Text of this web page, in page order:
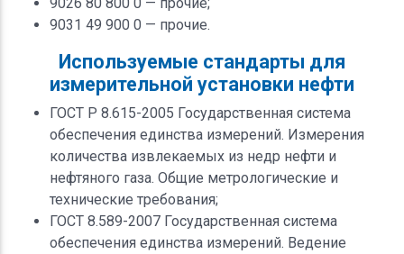
9031 49 900 0 — прочие.
Используемые стандарты для
измерительной установки нефти
ГОСТ Р 8.615-2005 Государственная система
обеспечения единства измерений. Измерения
количества извлекаемых из недр нефти и
нефтяного газа. Общие метрологические и
технические требования;
ГОСТ 8.589-2007 Государственная система
обеспечения единства измерений. Ведение